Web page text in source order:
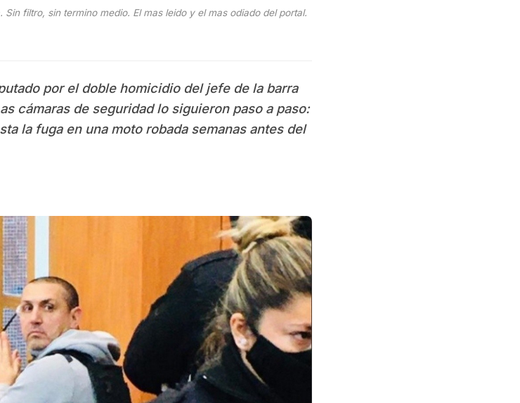
Sin filtro, sin termino medio. El mas leido y el mas odiado del portal.
por el doble homicidio del jefe de la barra
cámaras de seguridad lo siguieron paso a paso:
la fuga en una moto robada semanas antes del